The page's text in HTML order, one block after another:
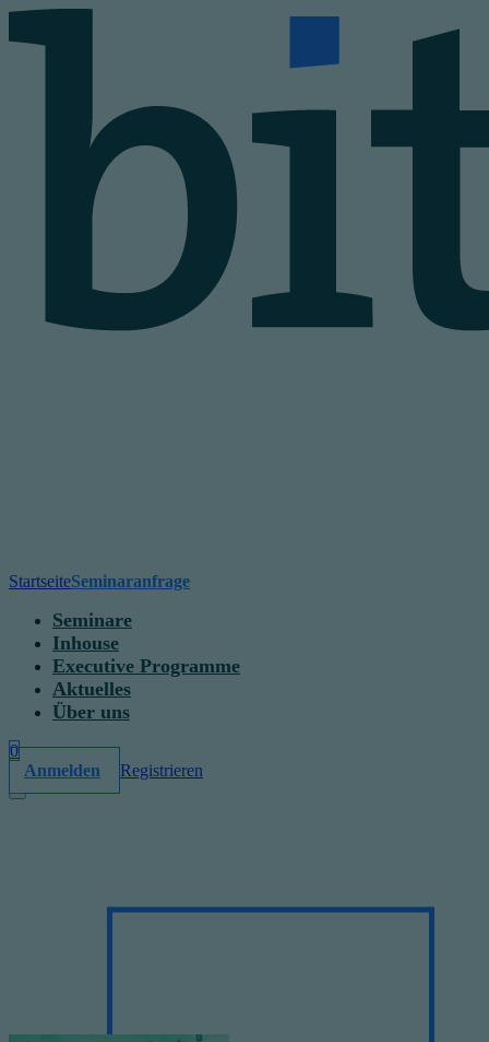
StartseiteSeminaranfrage
Seminare
Inhouse
Executive Programme
Aktuelles
Über uns
0
Anmelden
Registrieren